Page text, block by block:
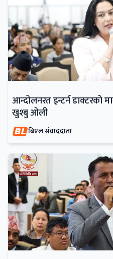
आन्दोलनरत इन्टर्न डाक्टरको
खुश्बु ओली
बिएल संवाददाता